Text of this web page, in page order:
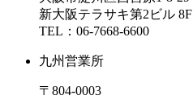
新大阪テラサキ第2ビル 8F
TEL：06-7668-6600
九州営業所
〒804-0003